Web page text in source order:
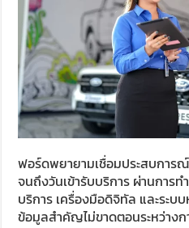
ฟอร์ดพยายามเชื่อมประสบการ
จนถึงวันเข้ารับบริการ ผ่านการ
บริการ เครื่องมือดิจิทัล และระบ
ข้อมูลสำคัญไม่ขาดตอนระหว่าง